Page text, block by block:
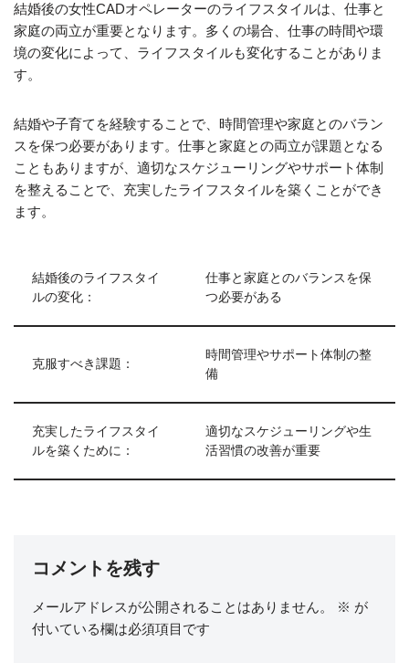
結婚後の女性CADオペレーターのライフスタイルは、仕事と
家庭の両立が重要となります。多くの場合、仕事の時間や環
境の変化によって、ライフスタイルも変化することがありま
す。
結婚や子育てを経験することで、時間管理や家庭とのバラン
スを保つ必要があります。仕事と家庭との両立が課題となる
こともありますが、適切なスケジューリングやサポート体制
を整えることで、充実したライフスタイルを築くことができ
ます。
結婚後のライフスタイ
ルの変化：
仕事と家庭とのバランスを保
つ必要がある
克服すべき課題：
時間管理やサポート体制の整
備
充実したライフスタイ
ルを築くために：
適切なスケジューリングや生
活習慣の改善が重要
コメントを残す
メールアドレスが公開されることはありません。 ※ が
付いている欄は必須項目です